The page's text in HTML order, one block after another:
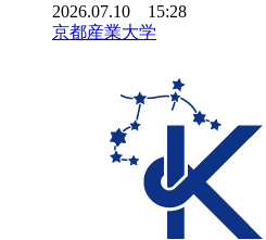
2026.07.10 15:28
京都産業大学